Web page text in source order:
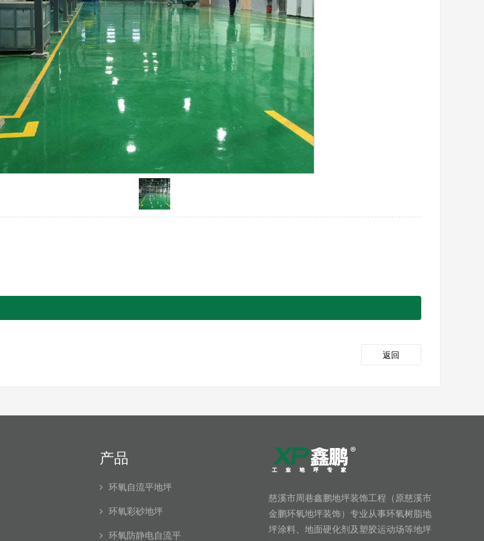
返回
产品
环氧自流平地坪
环氧彩砂地坪
环氧防静电自流平
慈溪市周巷鑫鹏地坪装饰工程（原慈溪市
金鹏环氧地坪装饰）专业从事环氧树脂地
坪涂料、地面硬化剂及塑胶运动场等地坪